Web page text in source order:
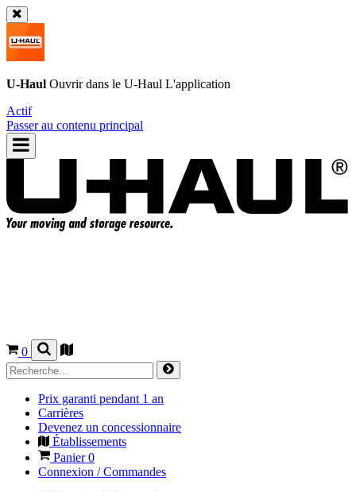
U-Haul Ouvrir dans le U-Haul L'application
Actif
Passer au contenu principal
0
Prix garanti pendant 1 an
Carrières
Devenez un concessionnaire
Établissements
Panier0
Connexion / Commandes